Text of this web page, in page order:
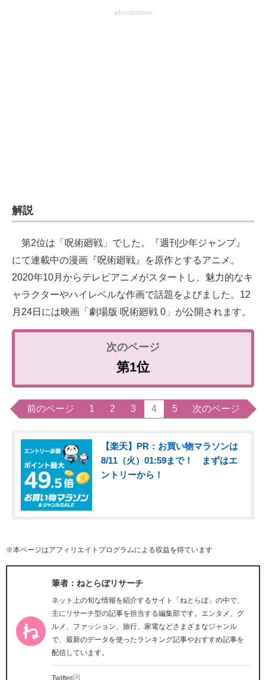
advertisement
解説
第2位は「呪術廻戦」でした。『週刊少年ジャンプ』
にて連載中の漫画『呪術廻戦』を原作とするアニメ。
2020年10月からテレビアニメがスタートし、魅力的なキ
ャラクターやハイレベルな作画で話題をよびました。12
月24日には映画「劇場版 呪術廻戦 0」が公開されます。
第1位
前のページ 1 2 3 4 5 次のページ
【楽天】PR：お買い物マラソンは
8/11（火）01:59まで！ まずはエ
ントリーから！
※本ページはアフィリエイトプログラムによる収益を得ています
筆者：ねとらぼリサーチ
ネット上の旬な情報を紹介するサイト「ねとらぼ」の中で、
主にリサーチ型の記事を担当する編集部です。エンタメ、グ
ルメ、ファッション、旅行、家電などさまざまなジャンル
で、最新のデータを使ったランキング記事やおすすめ記事を
配信しています。